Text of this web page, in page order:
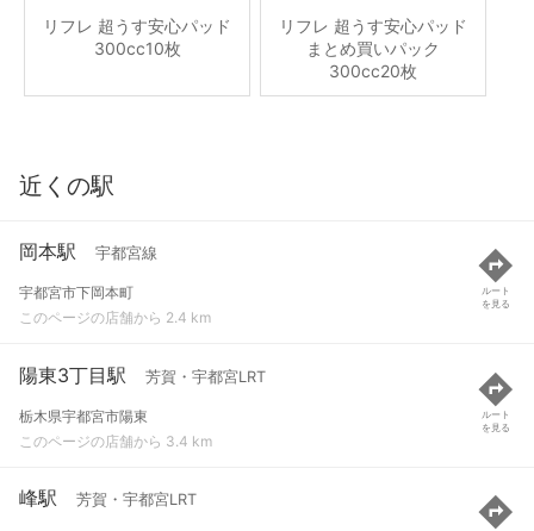
リフレ 超うす安心パッド
300cc10枚
リフレ 超うす安心パッド
まとめ買いパック
300cc20枚
近くの駅
岡本駅 宇都宮線
宇都宮市下岡本町
このページの店舗から 2.4 km
ルート
を見る
陽東3丁目駅 芳賀・宇都宮LRT
栃木県宇都宮市陽東
このページの店舗から 3.4 km
ルート
を見る
峰駅 芳賀・宇都宮LRT